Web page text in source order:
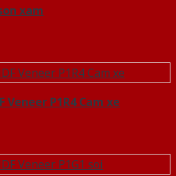
xam
Veneer P1R4 Cam xe